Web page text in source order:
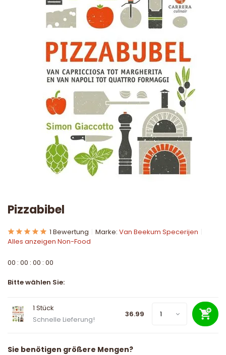
Pizzabibel
1 Bewertung Marke: Van Beekum Specerijen
Alles anzeigen Non-Food
00 : 00 : 00 : 00
Bitte wählen Sie:
1 Stück
Schnelle Lieferung!
36.99
Sie benötigen größere Mengen?